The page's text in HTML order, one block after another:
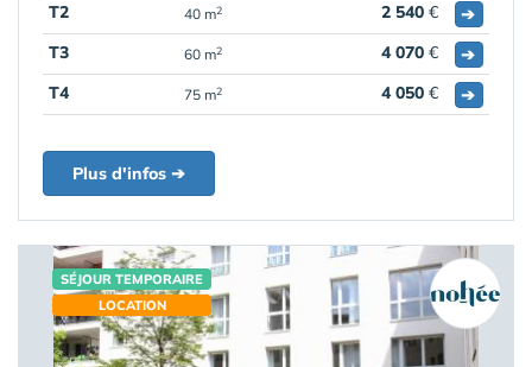
T2
40 m2 2 540 €
➔
T3
60 m2 4 070 €
➔
T4
75 m2 4 050 € ➔
Plus d'infos ➔
SÉJOUR TEMPORAIRE
LOCATION